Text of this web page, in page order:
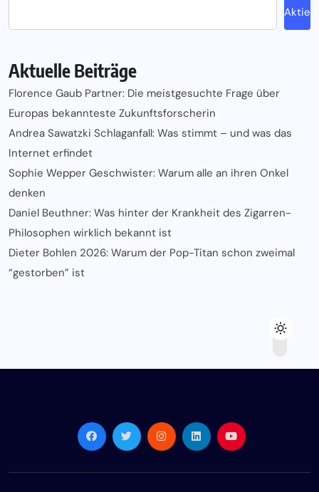
Aktie
Aktuelle Beiträge
Florence Gaub Partner: Die meistgesuchte Frage über
Europas bekannteste Zukunftsforscherin
Andrea Sawatzki Schlaganfall: Was stimmt – und was das
Internet erfindet
Sophie Wepper Geschwister: Warum alle an ihren Onkel
denken
Daniel Beuthner: Was hinter der Krankheit des Zigarren-
Philosophen wirklich bekannt ist
Dieter Bohlen 2026: Warum der Pop-Titan schon zweimal
“gestorben” ist